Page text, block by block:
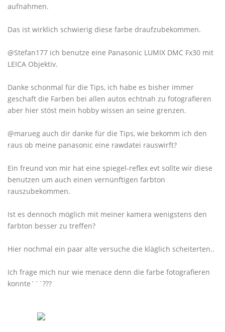
aufnahmen.
Das ist wirklich schwierig diese farbe draufzubekommen.
@Stefan177 ich benutze eine Panasonic LUMIX DMC Fx30 mit
LEICA Objektiv.
Danke schonmal für die Tips, ich habe es bisher immer
geschaft die Farben bei allen autos echtnah zu fotografieren
aber hier stöst mein hobby wissen an seine grenzen.
@marueg auch dir danke für die Tips, wie bekomm ich den
raus ob meine panasonic eine rawdatei rauswirft?
Ein freund von mir hat eine spiegel-reflex evt sollte wir diese
benutzen um auch einen vernünftigen farbton
rauszubekommen.
Ist es dennoch möglich mit meiner kamera wenigstens den
farbton besser zu treffen?
Hier nochmal ein paar alte versuche die kläglich scheiterten..
Ich frage mich nur wie menace denn die farbe fotografieren
konnte```???